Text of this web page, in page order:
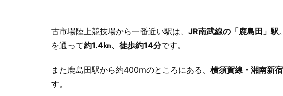
古市場陸上競技場から一番近い駅は、 JR南武線の「鹿島田」駅
を通って約1.4㎞、徒歩約14分です。
また鹿島田駅から約400mのところにある、 横須賀線・湘南新
す。